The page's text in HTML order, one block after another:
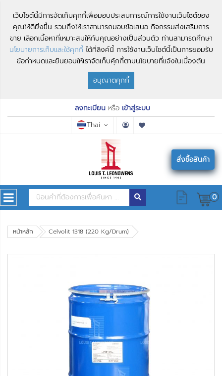
เว็บไซต์นี้มีการจัดเก็บคุกกี้เพื่อมอบประสบการณ์การใช้งานเว็บไซต์ของ
คุณให้ดียิ่งขึ้น รวมถึงให้เราสามารถมอบข้อเสนอ กิจกรรมส่งเสริมการ
ขาย เลือกเนื้อหาที่เหมาะสมให้กับคุณอย่างเป็นส่วนตัว ท่านสามารถศึกษา
นโยบายการเก็บและใช้คุกกี้ ได้ที่ลิงค์นี้ การใช้งานเว็บไซต์นี้เป็นการยอมรับ
ข้อกำหนดและยินยอมให้เราจัดเก็บคุ้กกี้ตามนโยบายที่แจ้งในเบื้องต้น
อนุญาตคุกกี้
ลงทะเบียนหรือ เข้าสู่ระบบ
Thai
สั่งซื้อสินค้า
0
หน้าหลัก Celvolit 1318 (220 Kg/Drum)